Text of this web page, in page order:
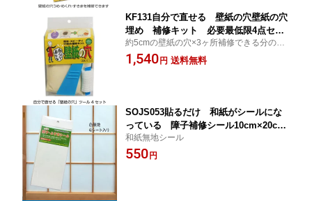
KF131自分で直せる 壁紙の穴壁紙の穴
埋め 補修キット 必要最低限4点セッ
ト速硬性パテ メッシュテープ サンドペ
ーパー パテベラ
約5cmの壁紙の穴×3ヶ所補修できる分のセ
ット
1,540 円 送料無料
SOJS053貼るだけ 和紙がシールにな
っている 障子補修シール10cm×20cm
×4枚入ネコポス発送対応可
和紙無地シール
550 円